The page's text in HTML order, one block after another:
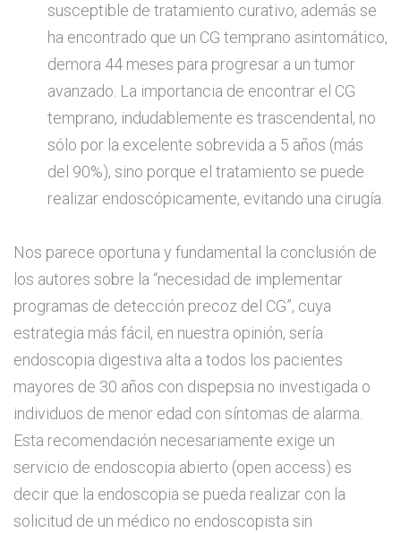
susceptible de tratamiento curativo, además se
ha encontrado que un CG temprano asintomático,
demora 44 meses para progresar a un tumor
avanzado. La importancia de encontrar el CG
temprano, indudablemente es trascendental, no
sólo por la excelente sobrevida a 5 años (más
del 90%), sino porque el tratamiento se puede
realizar endoscópicamente, evitando una cirugía.
Nos parece oportuna y fundamental la conclusión de
los autores sobre la “necesidad de implementar
programas de detección precoz del CG”, cuya
estrategia más fácil, en nuestra opinión, sería
endoscopia digestiva alta a todos los pacientes
mayores de 30 años con dispepsia no investigada o
individuos de menor edad con síntomas de alarma.
Esta recomendación necesariamente exige un
servicio de endoscopia abierto (open access) es
decir que la endoscopia se pueda realizar con la
solicitud de un médico no endoscopista sin